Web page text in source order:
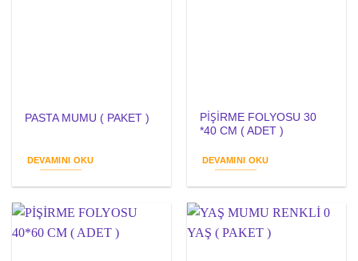
PASTA MUMU ( PAKET )
DEVAMINI OKU
PİŞİRME FOLYOSU 30
*40 CM ( ADET )
DEVAMINI OKU